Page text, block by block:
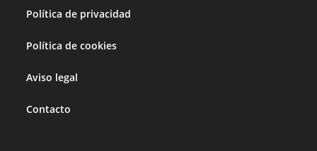
Política de privacidad
Política de cookies
Aviso legal
Contacto